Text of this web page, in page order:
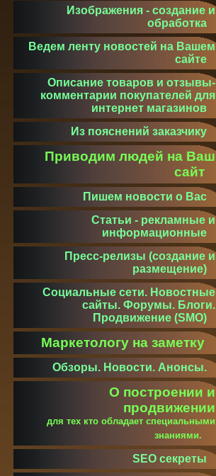
Изображения - создание и
обработка
Ведем ленту новостей на Вашем
сайте
Описание товаров и отзывы-
комментарии покупателей для
интернет магазинов
Из пояснений заказчику
Приводим людей на Ваш
сайт
Пишем новости о Вас
Статьи - рекламные и
информационные
Пресс-релизы (создание и
размещение)
Социальные сети. Новостные
сайты. Форумы. Блоги.
Продвижение (SMO)
Маркетологу на заметку
Обзоры. Новости. Анонсы.
О построении и
продвижении
для тех кто обладает специальными
знаниями.
SEO секреты